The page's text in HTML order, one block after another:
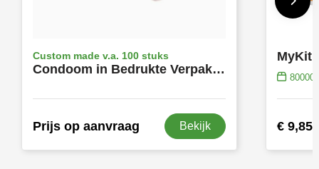
Custom made v.a. 100 stuks
Condoom in Bedrukte Verpakking | Eigen Ontwerp
Prijs op aanvraag Bekijk
80000
€ 9,85